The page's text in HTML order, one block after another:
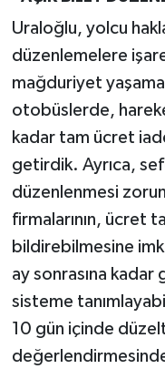
Uraloğlu, yolcu
düzenlemelere
mağduriyet
otobüslerde,
kadar tam ücret
getirdik. Ayrıca,
düzenlenmesi
firmalarının, ücret
bildirebilmesine
ay sonrasına
sisteme
10 gün içinde